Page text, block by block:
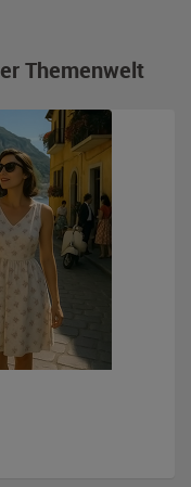
Themenwelt